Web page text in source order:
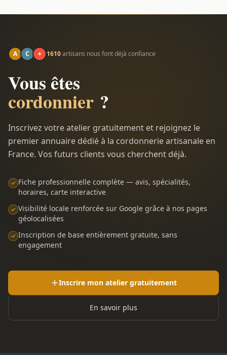
A C + 1610artisans nous font déjà confiance
Vous êtes
cordonnier ?
Inscrivez votre atelier gratuitement et rejoignez le
premier annuaire dédié à la cordonnerie artisanale en
France. Vos futurs clients vous cherchent déjà.
Fiche professionnelle complète — avis, spécialités,
horaires, carte interactive
Visibilité locale renforcée sur Google grâce à nos pages
géolocalisées
Inscription de base entièrement gratuite, sans
engagement
Inscrire mon atelier gratuitement
En savoir plus